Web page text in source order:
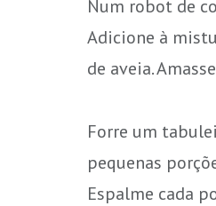
Num robot de
Adicione à
de aveia.
Forre um
pequenas
Espalme cada